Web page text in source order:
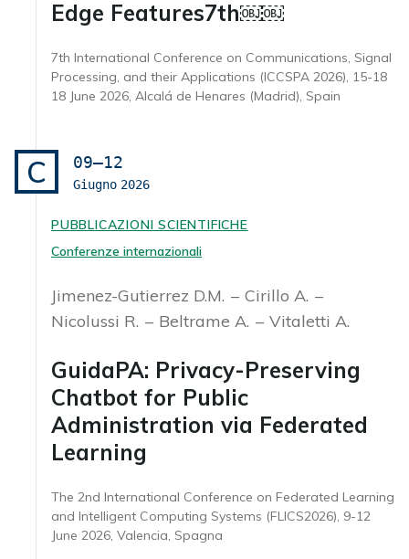
Edge Features7th￼￼
7th International Conference on Communications, Signal
Processing, and their Applications (ICCSPA 2026), 15-18
18 June 2026, Alcalá de Henares (Madrid), Spain
C 09–12
Giugno 2026
PUBBLICAZIONI SCIENTIFICHE
Conferenze internazionali
Jimenez-Gutierrez D.M.
Cirillo A.
Nicolussi R.
Beltrame A. Vitaletti A.
GuidaPA: Privacy-Preserving
Chatbot for Public
Administration via Federated
Learning
The 2nd International Conference on Federated Learning
and Intelligent Computing Systems (FLICS2026), 9-12
June 2026, Valencia, Spagna